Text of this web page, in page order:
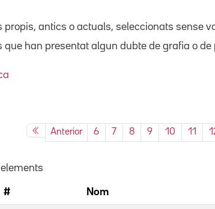
propis, antics o actuals, seleccionats sense
que han presentat algun dubte de grafia o
Anterior 6 7 8 9 10 11
# Nom